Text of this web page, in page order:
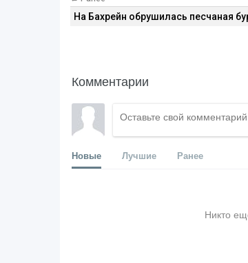
На Бахрейн обрушилась песчаная
Комментарии
Новые Лучшие Ранее
Никто